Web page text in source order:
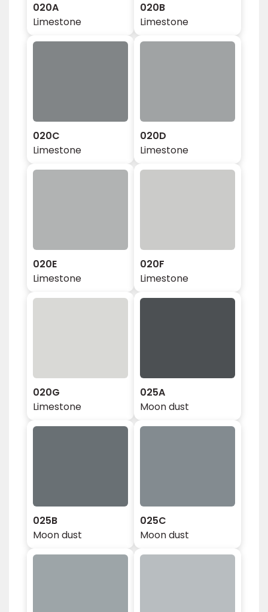
020A
Limestone
020B
Limestone
020C
Limestone
020D
Limestone
020E
Limestone
020F
Limestone
020G
Limestone
025A
Moon dust
025B
Moon dust
025C
Moon dust